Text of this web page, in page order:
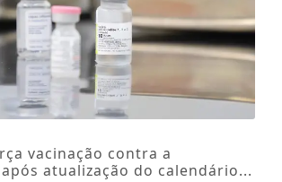
vacinação contra a
atualização do calendário...